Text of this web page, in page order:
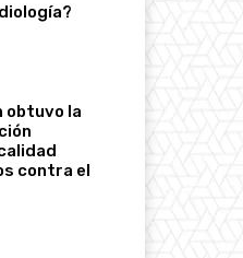
obtuvo la
contra el